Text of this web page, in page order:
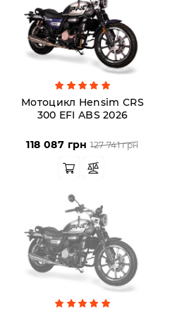
Аксесуари
Акції
artmoto.info@gmail.com
роботи:
Мотоцикл Hensim CRS
300 EFI ABS 2026
118 087 грн 127 741 грн